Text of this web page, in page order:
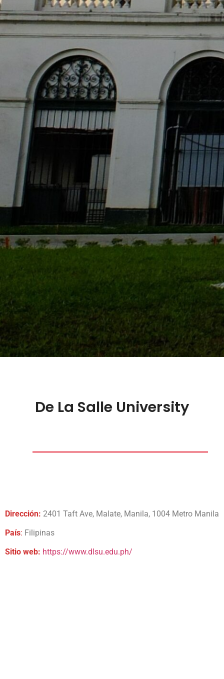
De La Salle University
Dirección: 2401 Taft Ave, Malate, Manila, 1004 Metro Manila
País: Filipinas
Sitio web: https://www.dlsu.edu.ph/